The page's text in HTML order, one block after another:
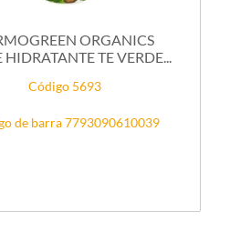
ORGANICS
HIDRATANTE TE VERDE...
Código 5693
de barra 7793090610039